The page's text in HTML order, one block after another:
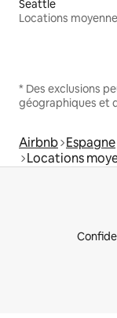
Seattle
* Des exclusions
géographiques et
Airbnb Espagne
Locations